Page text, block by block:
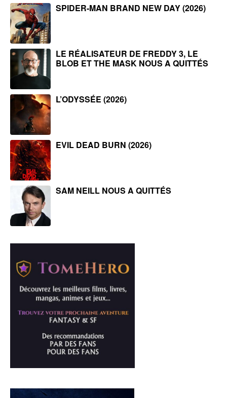
SPIDER-MAN BRAND NEW DAY (2026)
LE RÉALISATEUR DE FREDDY 3, LE
BLOB ET THE MASK NOUS A QUITTÉS
L’ODYSSÉE (2026)
EVIL DEAD BURN (2026)
SAM NEILL NOUS A QUITTÉS